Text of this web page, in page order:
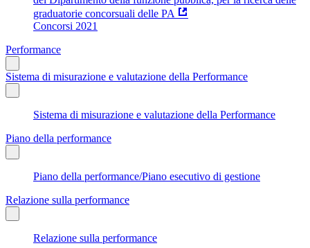
graduatorie concorsuali delle PA
Concorsi 2021
Performance
Sistema di misurazione e valutazione della Performance
Sistema di misurazione e valutazione della Performance
Piano della performance
Piano della performance/Piano esecutivo di gestione
Relazione sulla performance
Relazione sulla performance